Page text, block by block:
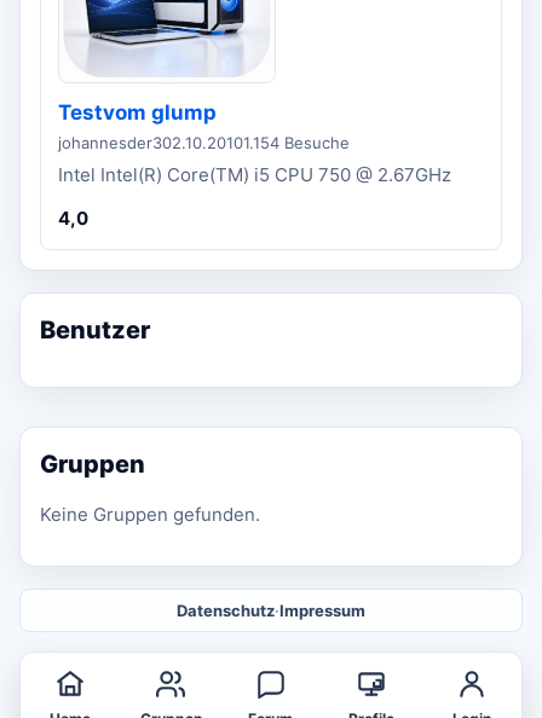
Testvom glump
johannesder302.10.20101.154 Besuche
Intel Intel(R) Core(TM) i5 CPU 750 @ 2.67GHz
4,0
Benutzer
Gruppen
Keine Gruppen gefunden.
Datenschutz·Impressum